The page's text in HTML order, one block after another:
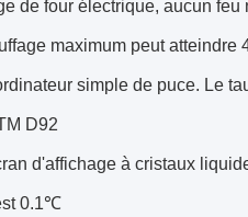
de four électrique, aucun
maximum peut
simple de puce. Le
D92
d'affichage à cristaux
0.1℃